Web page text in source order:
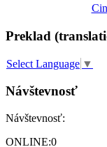
Preklad
Select Language ▼
Návštevnosť
Návštevnosť:
ONLINE:0